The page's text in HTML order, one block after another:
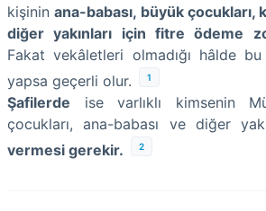
kişininana-babası, büyük çocukları,
diğer yakınları için fitre ödeme
Fakat vekâletleri olmadığı hâlde
yapsa geçerli olur.
1
Şafilerde ise varlıklı kimsenin
çocukları, ana-babası ve diğer
vermesi gerekir.
2